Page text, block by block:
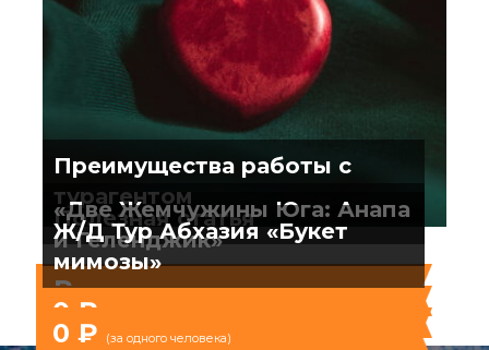
Преимущества работы с
турагентом
₽
Полезная статья
0 ₽
«Две Жемчужины Юга: Анапа
и Геленджик»
0 ₽ (за одного человека)
Ж/Д Тур Абхазия «Букет
мимозы»